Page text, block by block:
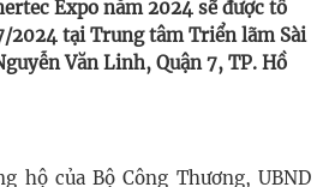
Expo năm 2024 sẽ được tổ
2024 tại Trung tâm Triển lãm Sài
Văn Linh, Quận 7, TP. Hồ
hộ của Bộ Công Thương, UBND